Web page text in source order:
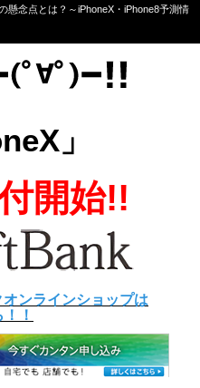
懸念点とは？～iPhoneX・iPhone8予測情
」
開始!!
オンラインショップは
！